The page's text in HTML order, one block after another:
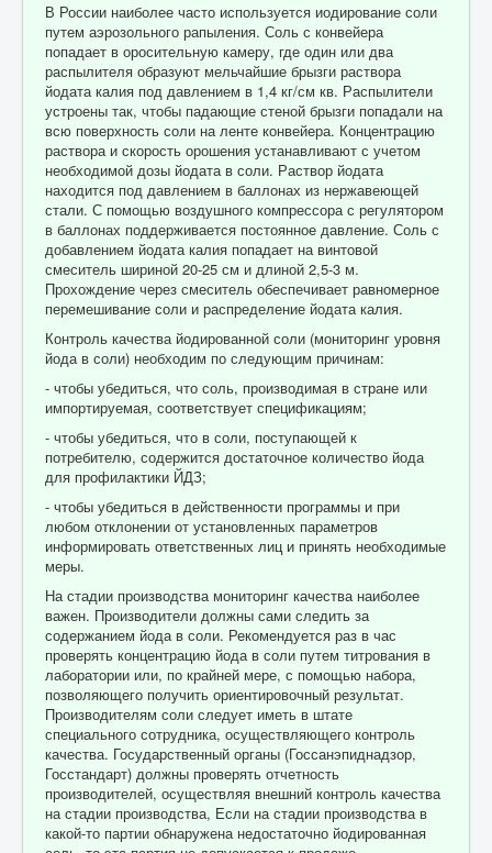
В России наиболее часто используется иодирование соли
путем аэрозольного рапыления. Соль с конвейера
попадает в оросительную камеру, где один или два
распылителя образуют мельчайшие брызги раствора
йодата калия под давлением в 1,4 кг/см кв. Распылители
устроены так, чтобы падающие стеной брызги попадали на
всю поверхность соли на ленте конвейера. Концентрацию
раствора и скорость орошения устанавливают с учетом
необходимой дозы йодата в соли. Раствор йодата
находится под давлением в баллонах из нержавеющей
стали. С помощью воздушного компрессора с регулятором
в баллонах поддерживается постоянное давление. Соль с
добавлением йодата калия попадает на винтовой
смеситель шириной 20-25 см и длиной 2,5-3 м.
Прохождение через смеситель обеспечивает равномерное
перемешивание соли и распределение йодата калия.
Контроль качества йодированной соли (мониторинг уровня
йода в соли) необходим по следующим причинам:
- чтобы убедиться, что соль, производимая в стране или
импортируемая, соответствует спецификациям;
- чтобы убедиться, что в соли, поступающей к
потребителю, содержится достаточное количество йода
для профилактики ЙДЗ;
- чтобы убедиться в действенности программы и при
любом отклонении от установленных параметров
информировать ответственных лиц и принять необходимые
меры.
На стадии производства мониторинг качества наиболее
важен. Производители должны сами следить за
содержанием йода в соли. Рекомендуется раз в час
проверять концентрацию йода в соли путем титрования в
лаборатории или, по крайней мере, с помощью набора,
позволяющего получить ориентировочный результат.
Производителям соли следует иметь в штате
специального сотрудника, осуществляющего контроль
качества. Государственный органы (Госсанэпиднадзор,
Госстандарт) должны проверять отчетность
производителей, осуществляя внешний контроль качества
на стадии производства, Если на стадии производства в
какой-то партии обнаружена недостаточно йодированная